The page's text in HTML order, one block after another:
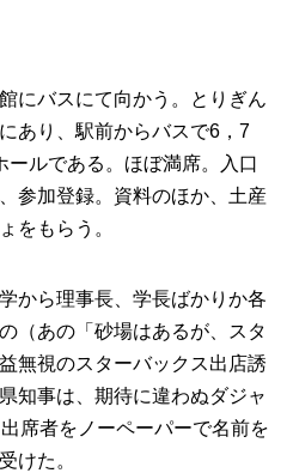
にバスにて向かう。とりぎん
あり、駅前からバスで6，7
ルである。ほぼ満席。入口
参加登録。資料のほか、土産
をもらう。
から理事長、学長ばかりか各
（あの「砂場はあるが、スタ
無視のスターバックス出店誘
知事は、期待に違わぬダジャ
席者をノーペーパーで名前を
けた。